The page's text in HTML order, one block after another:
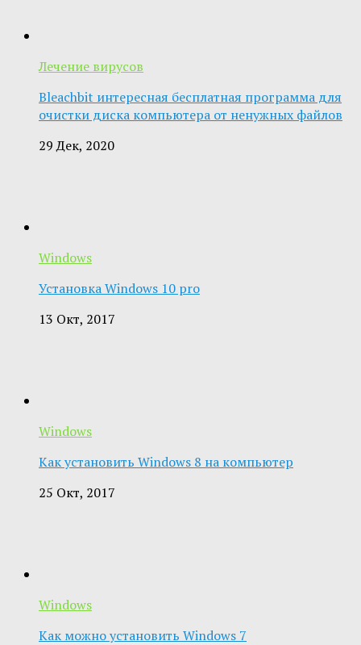
Лечение вирусов
Bleachbit интересная бесплатная программа для
очистки диска компьютера от ненужных файлов
29 Дек, 2020
Windows
Установка Windows 10 pro
13 Окт, 2017
Windows
Как установить Windows 8 на компьютер
25 Окт, 2017
Windows
Как можно установить Windows 7